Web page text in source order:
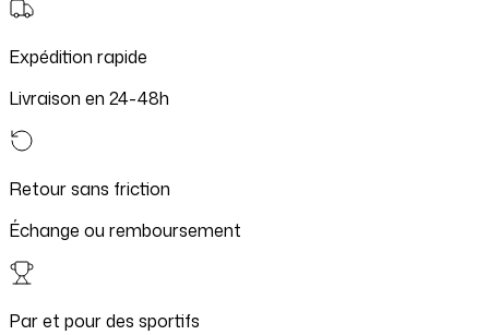
Expédition rapide
Livraison en 24-48h
Retour sans friction
Échange ou remboursement
Par et pour des sportifs